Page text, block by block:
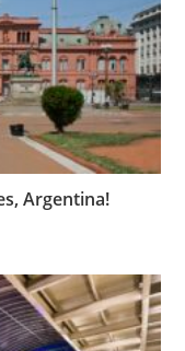
Argentina!